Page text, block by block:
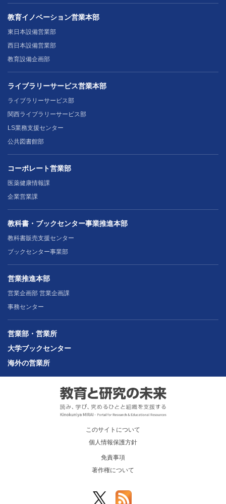
教育イノベーション営業本部
東日本設備営業部
西日本設備営業部
教育設備企画部
ライブラリーサービス営業本部
ライブラリーサービス部
関西ライブラリーサービス部
LS業務支援センター
公共図書館部
コーポレート営業部
医薬健康情報課
企業営業課
教科書・ブックセンター事業推進本部
教科書販売支援センター
ブックセンター事業部
営業推進本部
営業企画部 営業企画課
事務センター
営業部・営業所
大学ブックセンター
海外の営業所
このサイトについて
個人情報保護方針
免責事項
著作権について